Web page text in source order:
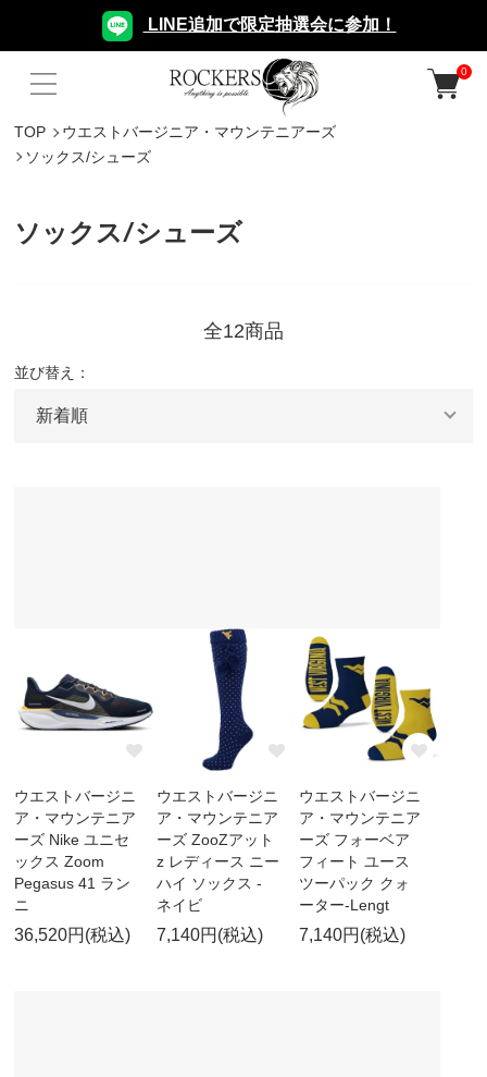
LINE追加で限定抽選会に参加！
0
TOP
ウエストバージニア・マウンテニアーズ
ソックス/シューズ
ソックス/シューズ
全12商品
並び替え：
ウエストバージニ
ア・マウンテニア
ーズ Nike ユニセ
ックス Zoom
Pegasus 41 ラン
ニ
36,520円(税込)
ウエストバージニ
ア・マウンテニア
ーズ ZooZアット
z レディース ニー
ハイ ソックス -
ネイビ
7,140円(税込)
ウエストバージニ
ア・マウンテニア
ーズ フォーベア
フィート ユース
ツーパック クォ
ーター-Lengt
7,140円(税込)